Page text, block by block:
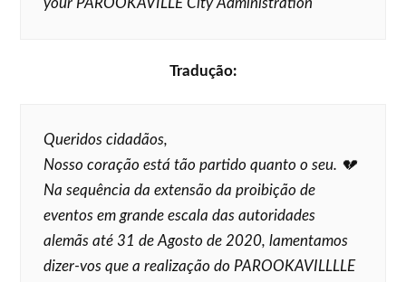
Tradução:
Queridos cidadãos,
Nosso coração está tão partido quanto o seu. 💔
Na sequência da extensão da proibição de
eventos em grande escala das autoridades
alemãs até 31 de Agosto de 2020, lamentamos
dizer-vos que a realização do PAROOKAVILLLLE